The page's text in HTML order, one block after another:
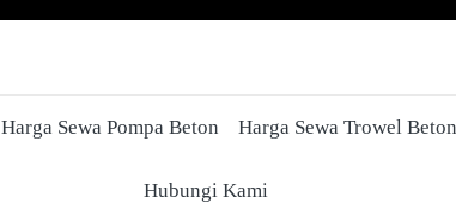
Harga Sewa Pompa Beton Harga Sewa Trowel Beton
Hubungi Kami